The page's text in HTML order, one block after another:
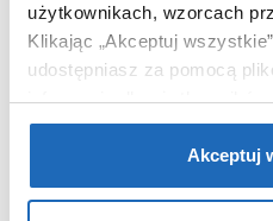
użytkownikach, wzorcach
Klikając „Akceptuj
udostępniasz za pomocą
informacje dla
partnerzy reklamowi.Jeśli
wymagane pliki cookie”.
zablokowane niektóre pliki
Akceptuj
Wymiary z
opakowaniem
Waga z opakowaniem